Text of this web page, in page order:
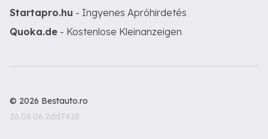
Startapro.hu - Ingyenes Apróhirdetés
Quoka.de - Kostenlose Kleinanzeigen
© 2026 Bestauto.ro
26.08.06.2dd7428